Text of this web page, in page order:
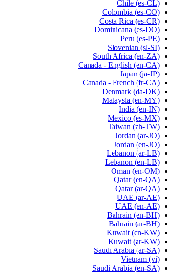
Chile (es-CL)
Colombia (es-CO)
Costa Rica (es-CR)
Dominicana (es-DO)
Peru (es-PE)
Slovenian (sl-SI)
South Africa (en-ZA)
Canada - English (en-CA)
Japan (ja-JP)
Canada - French (fr-CA)
Denmark (da-DK)
Malaysia (en-MY)
India (en-IN)
Mexico (es-MX)
Taiwan (zh-TW)
Jordan (ar-JO)
Jordan (en-JO)
Lebanon (ar-LB)
Lebanon (en-LB)
Oman (en-OM)
Qatar (en-QA)
Qatar (ar-QA)
UAE (ar-AE)
UAE (en-AE)
Bahrain (en-BH)
Bahrain (ar-BH)
Kuwait (en-KW)
Kuwait (ar-KW)
Saudi Arabia (ar-SA)
Vietnam (vi)
Saudi Arabia (en-SA)